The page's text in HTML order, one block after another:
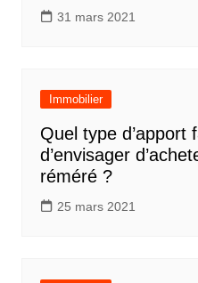
31 mars 2021
Immobilier
Quel type d’apport
d’envisager
réméré ?
25 mars 2021